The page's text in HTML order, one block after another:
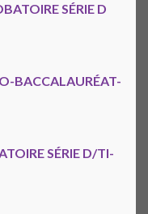
SÉRIE D
BACCALAURÉAT-
SÉRIE D/TI-